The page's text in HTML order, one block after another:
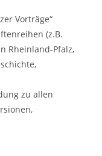
Vorträge“
(z.B.
Rheinland-Pfalz,
zu allen